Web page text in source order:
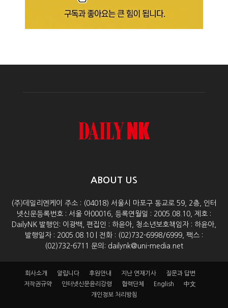
ABOUT US
(주)데일리엔케이 주소 : (04018) 서울시 마포구 동교로 59, 2층, 인터
넷신문등록번호 : 서울 아00016, 등록연월일 : 2005.08.10, 제호 :
DailyNK 발행인: 이광백, 편집인 : 하윤아, 청소년보호책임자 : 하윤아,
발행일자 : 2005.08.10 | 전화 : (02)732-6998/6999, 팩스 :
(02)732-6711 문의: dailynk@uni-media.net
회사소개 알립니다 후원안내 지난 연재기사
질문과 답변
저작권규약
인터넷신문윤리강령 협력단체 English
中文
개인정보 처리방침